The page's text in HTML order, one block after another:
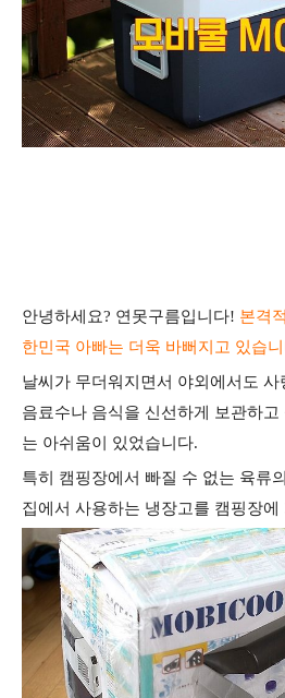
안녕하세요? 연못구름입니다! 본격
한민국 아빠는 더욱 바뻐지고 있습
날씨가 무더워지면서 야외에서도
음료수나 음식을 신선하게 보관하
는 아쉬움이 있었습니다.
특히 캠핑장에서 빠질 수 없는 육류
집에서 사용하는 냉장고를 캠핑장